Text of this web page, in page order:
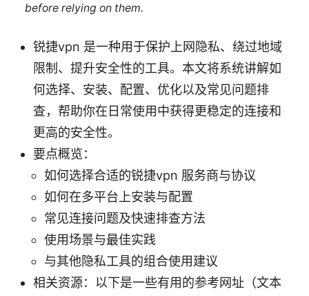
before relying on them.
锐捷vpn 是一种用于保护上网隐私、绕过地域
限制、提升安全性的工具。本文将系统讲解如
何选择、安装、配置、优化以及常见问题排
查，帮助你在日常使用中获得更稳定的连接和
更高的安全性。
要点概览：
如何选择合适的锐捷vpn 服务商与协议
如何在多平台上安装与配置
常见连接问题及快速排查方法
使用场景与最佳实践
与其他隐私工具的组合使用建议
相关资源：以下是一些有用的参考网址（文本